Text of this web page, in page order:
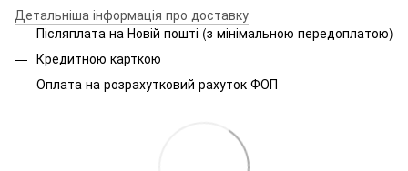
Детальніша інформація про доставку
Післяплата на Новій пошті (з мінімальною передоплатою)
Кредитною карткою
Оплата на розрахутковий рахуток ФОП